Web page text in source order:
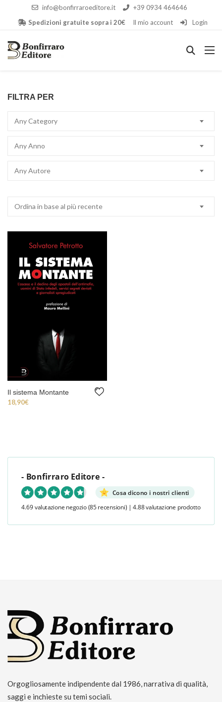
info@bonfirraroeditore.it
+39 0934 464646
Spedizioni gratuite sopra i 20€
Il mio account Login
FILTRA PER
Any Category
Any Anno
Any Autore
Ordina in base al più recente
Il sistema Montante
18,90€
- Bonfirraro Editore -
Cosa dicono i nostri clienti
4.69 valutazione negozio (85 recensioni) | 4.88 valutazione prodotto
Orgogliosamente indipendente dal 1986, narrativa di qualità,
saggi e inchieste su temi sociali.